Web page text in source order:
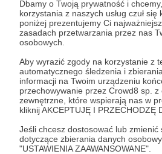
Dbamy o Twoją prywatność i
korzystania z naszych usług czuł
poniżej prezentujemy Ci
zasadach przetwarzania przez nas
osobowych.
Aby wyrazić zgody na korzystanie z
automatycznego śledzenia i
informacji na Twoim urządzeniu
przechowywanie przez Crowd8 sp.
zewnętrzne, które wspierają nas w
kliknij AKCEPTUJĘ I PRZECHODZĘ
Jeśli chcesz dostosować lub zmienić
dotyczące zbierania danych
"USTAWIENIA ZAAWANSOWANE".
16.02.2024 ● 2 odsłon
Zdjęcia satelitarne vs